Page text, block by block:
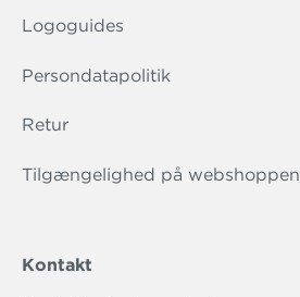
Logoguides
Persondatapolitik
Retur
Tilgængelighed på webshoppen
Kontakt